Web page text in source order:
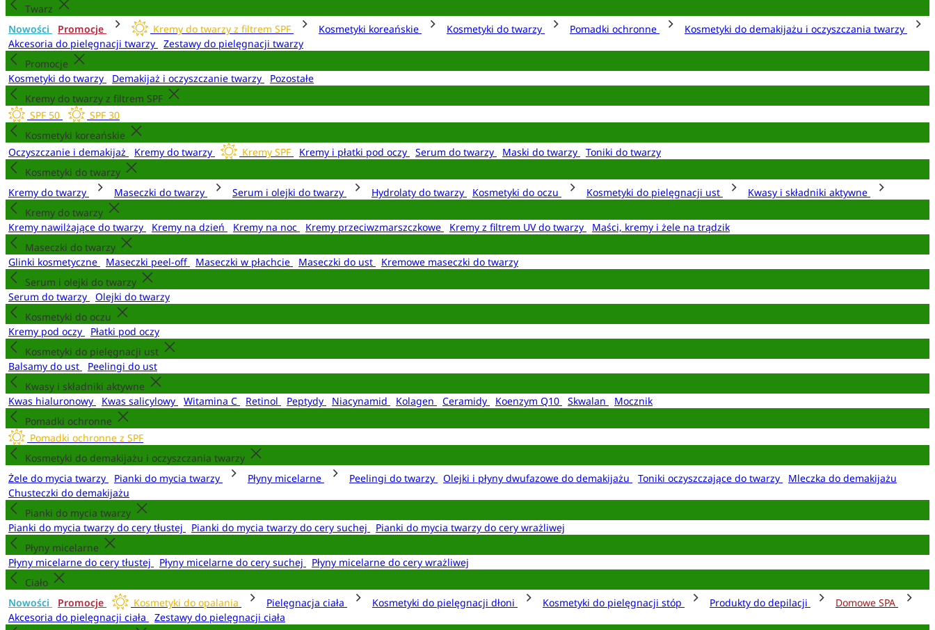
Twarz
Nowości
Promocje Kremy do twarzy z filtrem SPF Kosmetyki koreańskie Kosmetyki do twarzy Pomadki ochronne
Kosmetyki do demakijażu i oczyszczania twarzy
Akcesoria do pielęgnacji twarzy
Zestawy do pielęgnacji twarzy
Promocje
Kosmetyki do twarzy
Demakijaż i oczyszczanie twarzy
Pozostałe
Kremy do twarzy z filtrem SPF
SPF 50
SPF 30
Kosmetyki koreańskie
Oczyszczanie i demakijaż
Kremy do twarzy Kremy SPF Kremy i płatki pod oczy Serum do twarzy Maski do twarzy
Toniki do twarzy
Kosmetyki do twarzy
Kremy do twarzy
Maseczki do twarzy Serum i olejki do twarzy Hydrolaty do twarzy Kosmetyki do oczu Kosmetyki do pielęgnacji ust
Kwasy i składniki aktywne
Kremy do twarzy
Kremy nawilżające do twarzy
Kremy na dzień Kremy na noc Kremy przeciwzmarszczkowe Kremy z filtrem UV do twarzy
Maści, kremy i żele na trądzik
Maseczki do twarzy
Glinki kosmetyczne
Maseczki peel-off Maseczki w płachcie Maseczki do ust
Kremowe maseczki do twarzy
Serum i olejki do twarzy
Serum do twarzy
Olejki do twarzy
Kosmetyki do oczu
Kremy pod oczy
Płatki pod oczy
Kosmetyki do pielęgnacji ust
Balsamy do ust
Peelingi do ust
Kwasy i składniki aktywne
Kwas hialuronowy
Kwas salicylowy Witamina C Retinol Peptydy Niacynamid Kolagen Ceramidy Koenzym Q10 Skwalan
Mocznik
Pomadki ochronne
Pomadki ochronne z SPF
Kosmetyki do demakijażu i oczyszczania twarzy
Żele do mycia twarzy
Pianki do mycia twarzy Płyny micelarne Peelingi do twarzy Olejki i płyny dwufazowe do demakijażu Toniki oczyszczające do twarzy
Mleczka do demakijażu
Chusteczki do demakijażu
Pianki do mycia twarzy
Pianki do mycia twarzy do cery tłustej
Pianki do mycia twarzy do cery suchej
Pianki do mycia twarzy do cery wrażliwej
Płyny micelarne
Płyny micelarne do cery tłustej
Płyny micelarne do cery suchej
Płyny micelarne do cery wrażliwej
Ciało
Nowości
Promocje Kosmetyki do opalania Pielęgnacja ciała Kosmetyki do pielęgnacji dłoni Kosmetyki do pielęgnacji stóp Produkty do depilacji
Domowe SPA
Akcesoria do pielęgnacji ciała
Zestawy do pielęgnacji ciała